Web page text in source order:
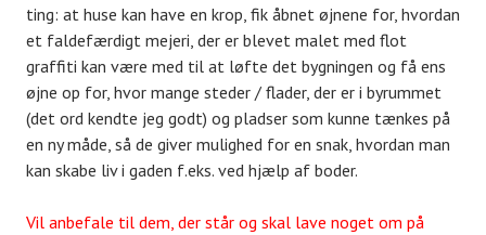
ting: at huse kan have en krop, fik åbnet øjnene for, hvordan
et faldefærdigt mejeri, der er blevet malet med flot
graffiti kan være med til at løfte det bygningen og få ens
øjne op for, hvor mange steder / flader, der er i byrummet
(det ord kendte jeg godt) og pladser som kunne tænkes på
en ny måde, så de giver mulighed for en snak, hvordan man
kan skabe liv i gaden f.eks. ved hjælp af boder.
Vil anbefale til dem, der står og skal lave noget om på